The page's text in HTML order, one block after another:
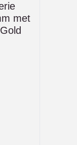
met